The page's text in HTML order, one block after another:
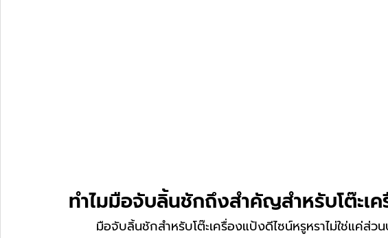
ทำไมมือจับลิ้นชักถึงสำคัญสำหรับโต๊ะเ